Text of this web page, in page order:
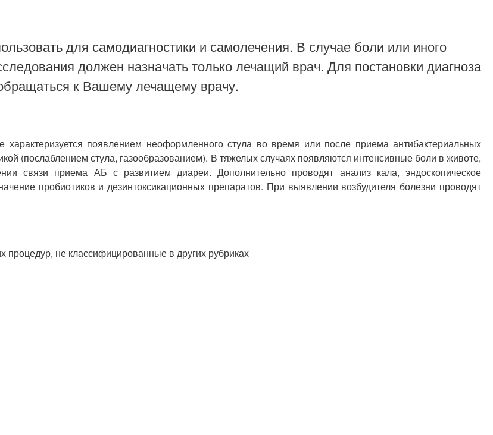
для самодиагностики и самолечения. В случае боли или иного
должен назначать только лечащий врач. Для постановки диагноза
к Вашему лечащему врачу.
характеризуется появлением неоформленного стула во время или после приема антибактериальных
(послаблением стула, газообразованием). В тяжелых случаях появляются интенсивные боли в животе,
связи приема АБ с развитием диареи. Дополнительно проводят анализ кала, эндоскопическое
пробиотиков и дезинтоксикационных препаратов. При выявлении возбудителя болезни проводят
не классифицированные в других рубриках